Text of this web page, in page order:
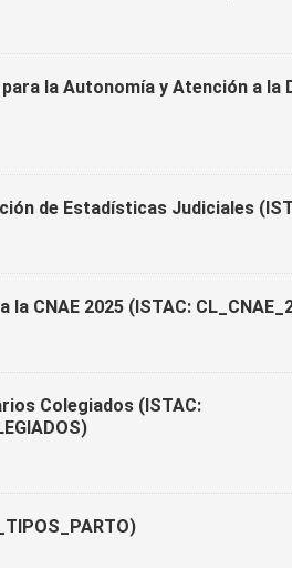
la Autonomía y Atención a la
de Estadísticas Judiciales
2025 (ISTAC:
Colegiados (ISTAC: